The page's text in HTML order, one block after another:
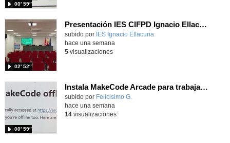
00′ 59″
Presentación IES CIFPD Ignacio Ellacuría
Contenido educativo.
subido por IES Ignacio Ellacuria
02′ 52″
hace una semana
5visualizaciones
Instala MakeCode Arcade para trabajar offline en tu tablet, ordenador, Chromebook
Contenido educativo.
subido por Felicisimo G.
00′ 59″
hace una semana
14visualizaciones